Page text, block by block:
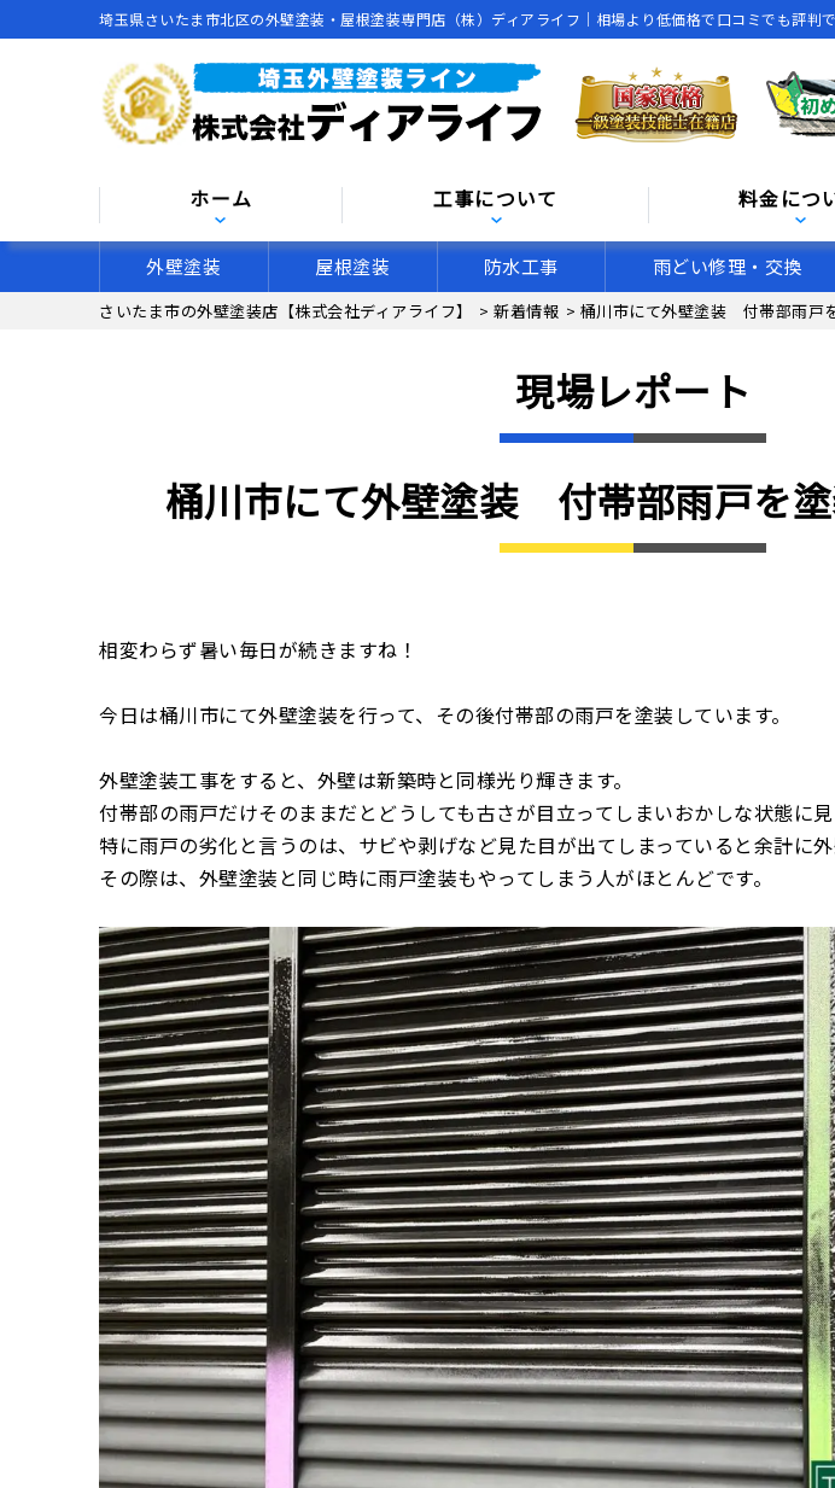
埼玉県さいたま市北区の外壁塗装・屋根塗装専門店（株）ディアライフ｜相場より低価格で口コミでも評
ホーム 工事について 料金につ
外壁塗装 屋根塗装 防水工事 雨どい修理・交換
さいたま市の外壁塗装店【株式会社ディアライフ】 > 新着情報 > 桶川市にて外壁塗装 付帯部雨戸を
現場レポート
桶川市にて外壁塗装 付帯部雨戸を塗
相変わらず暑い毎日が続きますね！
今日は桶川市にて外壁塗装を行って、その後付帯部の雨戸を塗装しています。
外壁塗装工事をすると、外壁は新築時と同様光り輝きます。
付帯部の雨戸だけそのままだとどうしても古さが目立ってしまいおかしな状態に見
特に雨戸の劣化と言うのは、サビや剥げなど見た目が出てしまっていると余計に外
その際は、外壁塗装と同じ時に雨戸塗装もやってしまう人がほとんどです。